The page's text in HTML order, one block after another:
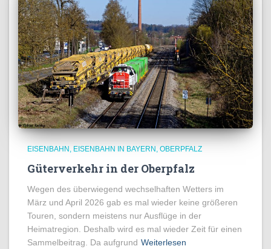
EISENBAHN EISENBAHN IN BAYERN OBERPFALZ
Güterverkehr in der Oberpfalz
Wegen des überwiegend wechselhaften Wetters im
März und April 2026 gab es mal wieder keine größeren
Touren, sondern meistens nur Ausflüge in der
Heimatregion. Deshalb wird es mal wieder Zeit für einen
Sammelbeitrag. Da aufgrund Weiterlesen